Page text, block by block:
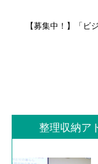
【募集中！】「ビ
整理収納ア